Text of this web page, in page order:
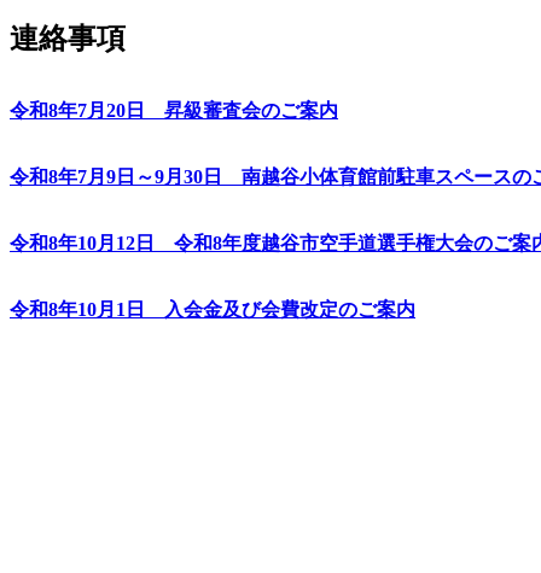
連絡事項
令和8年7月20日 昇級審査会のご案内
令和8年7月9日～9月30日 南越谷小体育館前駐車スペースの
令和8年10月12日 令和8年度越谷市空手道選手権大会のご案
令和8年10月1日 入会金及び会費改定のご案内